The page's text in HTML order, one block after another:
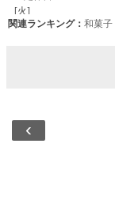
関連ランキング： 和菓子
‹